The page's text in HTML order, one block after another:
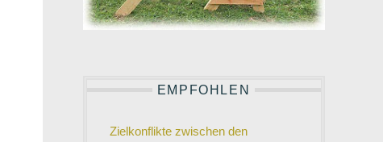
EMPFOHLEN
Zielkonflikte zwischen den